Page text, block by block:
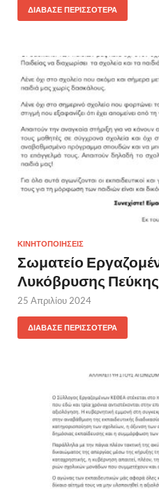
ΔΙΆΒΑΣΕ ΠΕΡΙΣΣΌΤΕΡΑ
ΚΙΝΗΤΟΠΟΙΗΣΕΙΣ
Σωματείο
Λυκόβρυσης Πεύκης
25 Απριλίου 2024
ΔΙΆΒΑΣΕ ΠΕΡΙΣΣΌΤΕΡΑ